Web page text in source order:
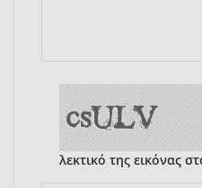
λεκτικό της εικόνας